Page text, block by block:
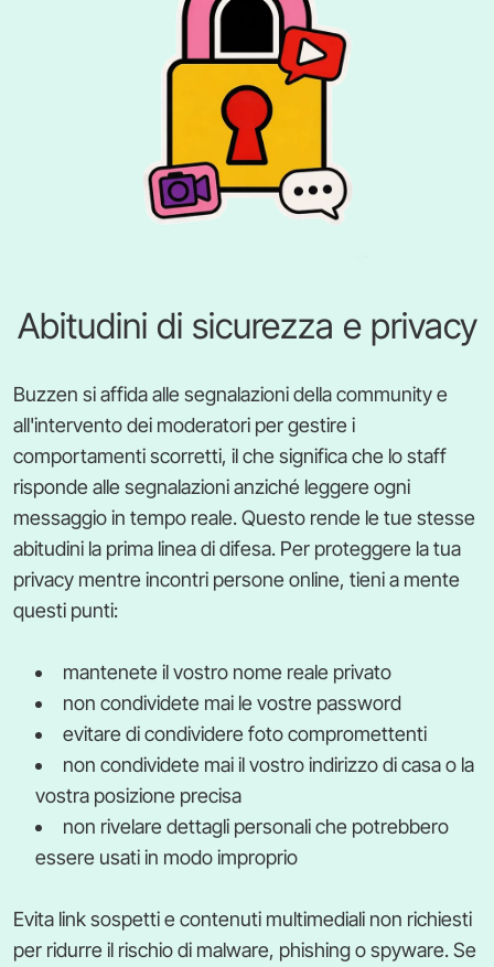
Abitudini di sicurezza e privacy
Buzzen si affida alle segnalazioni della community e
all'intervento dei moderatori per gestire i
comportamenti scorretti, il che significa che lo staff
risponde alle segnalazioni anziché leggere ogni
messaggio in tempo reale. Questo rende le tue stesse
abitudini la prima linea di difesa. Per proteggere la tua
privacy mentre incontri persone online, tieni a mente
questi punti:
mantenete il vostro nome reale privato
non condividete mai le vostre password
evitare di condividere foto compromettenti
non condividete mai il vostro indirizzo di casa o la
vostra posizione precisa
non rivelare dettagli personali che potrebbero
essere usati in modo improprio
Evita link sospetti e contenuti multimediali non richiesti
per ridurre il rischio di malware, phishing o spyware. Se